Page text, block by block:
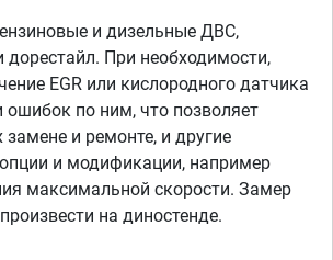
и дизельные ДВС,
дорестайл. При необходимости,
EGR или кислородного датчика
ошибок по ним, что позволяет
и ремонте, и другие
и модификации, например
максимальной скорости. Замер
на диностенде.